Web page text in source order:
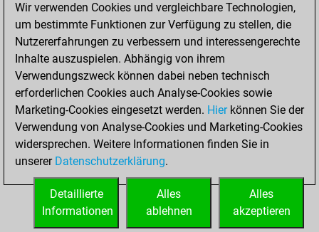
Matt auf vollem Brett
0
Bauer setzt Matt
0
Erstickte Matts
Unterverwandlungen
Türme auf der siebten
0
STARTSEITE
Wir verwenden Cookies und vergleichbare Technologien,
um bestimmte Funktionen zur Verfügung zu stellen, die
Nutzererfahrungen zu verbessern und interessengerechte
Inhalte auszuspielen. Abhängig von ihrem
Verwendungszweck können dabei neben technisch
erforderlichen Cookies auch Analyse-Cookies sowie
Marketing-Cookies eingesetzt werden. Hierkönnen Sie der
Verwendung von Analyse-Cookies und Marketing-Cookies
widersprechen. Weitere Informationen finden Sie in
unserer Datenschutzerklärung.
Alles
akzeptieren
Alles
ablehnen
Detaillierte
Informationen